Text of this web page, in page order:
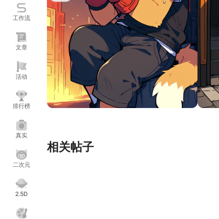
工作流
文章
活动
排行榜
真实
二次元
2.5D
相关帖子